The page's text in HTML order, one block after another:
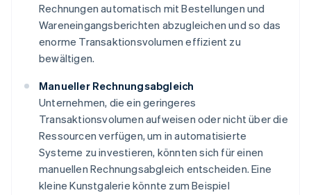
Rechnungen automatisch mit Bestellungen und
Wareneingangsberichten abzugleichen und so das
enorme Transaktionsvolumen effizient zu
bewältigen.
Manueller Rechnungsabgleich
Unternehmen, die ein geringeres
Transaktionsvolumen aufweisen oder nicht über die
Ressourcen verfügen, um in automatisierte
Systeme zu investieren, könnten sich für einen
manuellen Rechnungsabgleich entscheiden. Eine
kleine Kunstgalerie könnte zum Beispiel